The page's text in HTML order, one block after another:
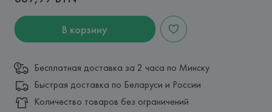
В корзину
Бесплатная доставка за 2 часа по Минску
Быстрая доставка по Беларуси и России
Количество товаров без ограничений